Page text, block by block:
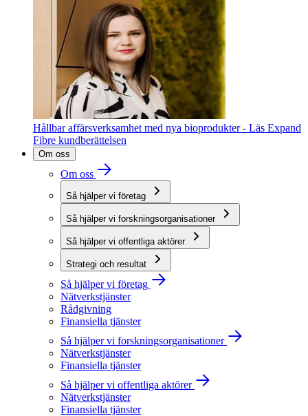
Hållbar affärsverksamhet med nya bioprodukter - Läs Expand
Fibre kundberättelsen
Om oss
Om oss
Så hjälper vi företag
Så hjälper vi forskningsorganisationer
Så hjälper vi offentliga aktörer
Strategi och resultat
Så hjälper vi företag
Nätverkstjänster
Rådgivning
Finansiella tjänster
Så hjälper vi forskningsorganisationer
Nätverkstjänster
Finansiella tjänster
Så hjälper vi offentliga aktörer
Nätverkstjänster
Finansiella tjänster